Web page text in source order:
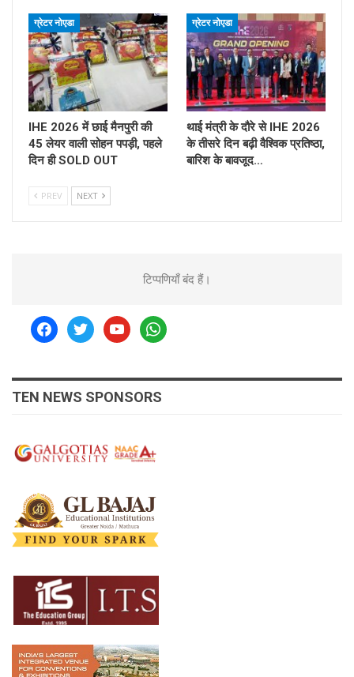
ग्रेटर नोएडा
IHE 2026 में छाई मैनपुरी की
45 लेयर वाली सोहन पपड़ी, पहले
दिन ही SOLD OUT
ग्रेटर नोएडा
थाई मंत्री के दौरे से IHE 2026
के तीसरे दिन बढ़ी वैश्विक प्रतिष्ठा,
बारिश के बावजूद…
PREV NEXT
टिप्पणियाँ बंद हैं।
facebooktwitteryoutubewhatsapp
TEN NEWS SPONSORS